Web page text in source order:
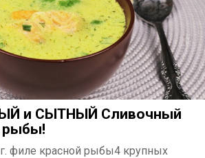
и СЫТНЫЙ Сливочный
филе красной рыбы4 крупных